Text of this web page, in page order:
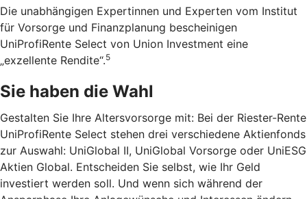
Die unabhängigen Expertinnen und Experten vom Institut
für Vorsorge und Finanzplanung bescheinigen
UniProfiRente Select von Union Investment eine
„exzellente Rendite“.5
Sie haben die Wahl
Gestalten Sie Ihre Altersvorsorge mit: Bei der Riester-Rente
UniProfiRente Select stehen drei verschiedene Aktienfonds
zur Auswahl: UniGlobal II, UniGlobal Vorsorge oder UniESG
Aktien Global. Entscheiden Sie selbst, wie Ihr Geld
investiert werden soll. Und wenn sich während der